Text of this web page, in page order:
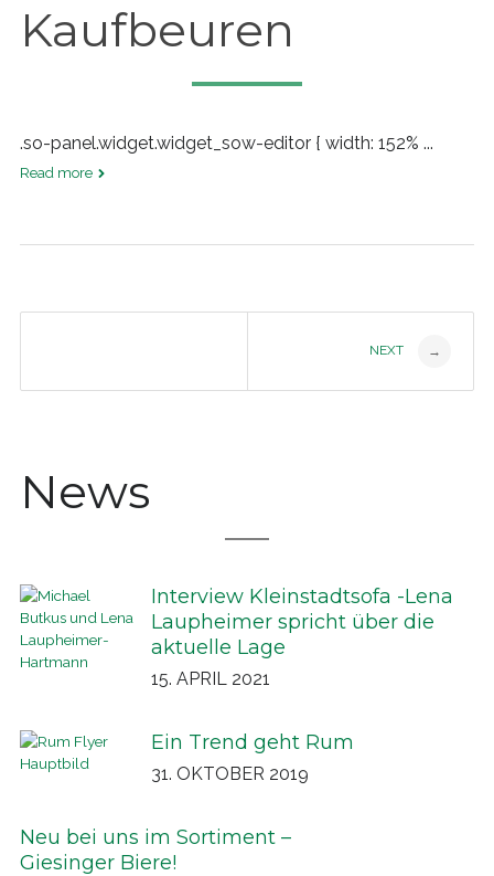
Kaufbeuren
.so-panel.widget.widget_sow-editor { width: 152% ...
Read more
NEXT →
News
Interview Kleinstadtsofa -Lena
Laupheimer spricht über die
aktuelle Lage
15. APRIL 2021
Ein Trend geht Rum
31. OKTOBER 2019
Neu bei uns im Sortiment –
Giesinger Biere!